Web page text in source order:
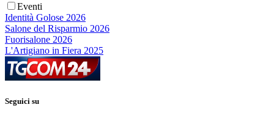
Eventi
Identità Golose 2026
Salone del Risparmio 2026
Fuorisalone 2026
L'Artigiano in Fiera 2025
Seguici su